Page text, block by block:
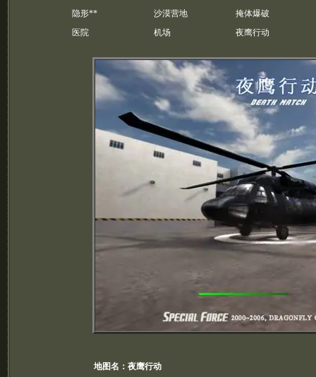
隐形**
沙漠营地
掩体爆破
医院
机场 夜鹰行动
地图名：夜鹰行动